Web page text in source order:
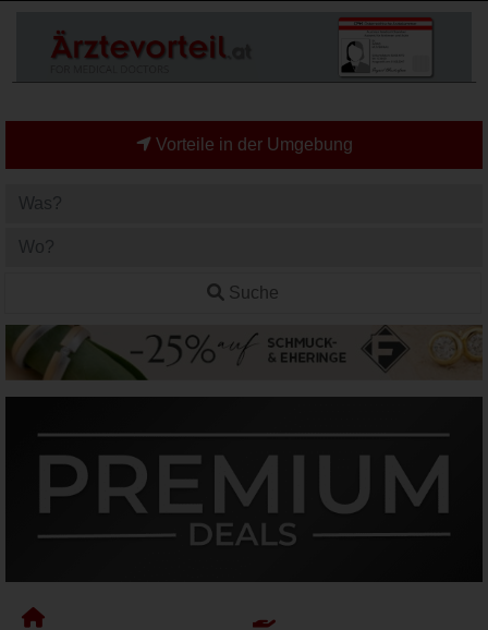
Vorteile in der Umgebung
Suche